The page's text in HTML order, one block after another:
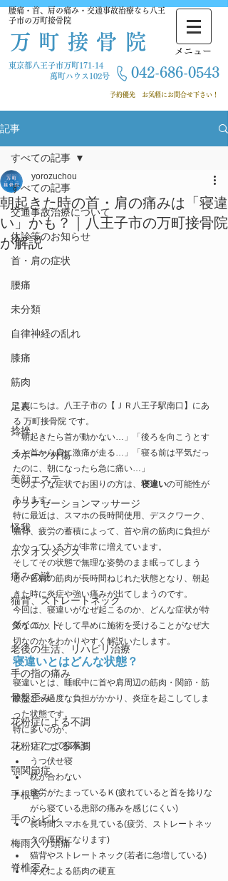
腰痛・首、肩の痛み・交通事故治療なら八王
子市の万町接骨院
万町接骨院 ​メニュー
東京都八王子市万町171-14
萬町ハウス102号
042-686-0543
​ 予約優先 お気軽にお問合せ下さい！
記事
すべての記事
交通事故治療について
休診等のお知らせ
首・肩の症状
腰痛
未分類
自律神経の乱れ
膝痛
筋肉
足裏
捻挫
スポーツ外傷
美顔エステ
リラクゼーションマッサージ
怪我
ホメオスタシス
痛みの謎
猫背、ストレートネック
ダイエット
老後の生活、リハビリ治療
手の指の痛み
骨盤歪み
花粉症による不調
花粉症による不調
顎関節症
手根管
手のシビレ
梅雨入り頭痛
脊椎歪み
すべての記事
朝起きた時の首・肩の痛みは「寝違
い」かも？｜八王子市の万町接骨院
が解説
yorozuchou
こんにちは。八王子市の【ＪＲ八王子駅南口】にあ
る 万町接骨院 です。
「朝起きたら首が動かない…」「後ろを向こうとす
ると首から肩に激痛が走る…」「寝る前は平気だっ
たのに、朝になったら急に痛い…」
このような症状でお困りの方は、 寝違いの可能性が
あります。
特に最近は、スマホの長時間使用、デスクワーク、
猫背、疲労の蓄積によって、首や肩の筋肉に負担が
かかっている方が非常に増えています。
そしてその状態で無理な姿勢のまま眠ってしまう
と、首肩の筋肉が長時間ねじれた状態となり、朝起
きた時に炎症や強い痛みが出てしまうのです。
今回は、寝違いがなぜ起こるのか、どんな症状が特
徴なのか、そして早めに施術を受けることがなぜ大
切なのかをわかりやすく解説いたします。
寝違いとはどんな状態？
寝違いとは、睡眠中に首や肩周辺の筋肉・関節・筋
膜などへ過度な負担がかかり、炎症を起こしてしま
った状態です。
特に多いのが、
ソファで寝落ち
うつ伏せ寝
枕が合わない
疲労がたまっているＫ(疲れていると首を捻りな
がら寝ている患部の痛みを感じにくい)
長時間スマホを見ている(疲労、ストレートネッ
クの原因になります)
猫背やストレートネック(若者に急増している)
冷えによる筋肉の硬直